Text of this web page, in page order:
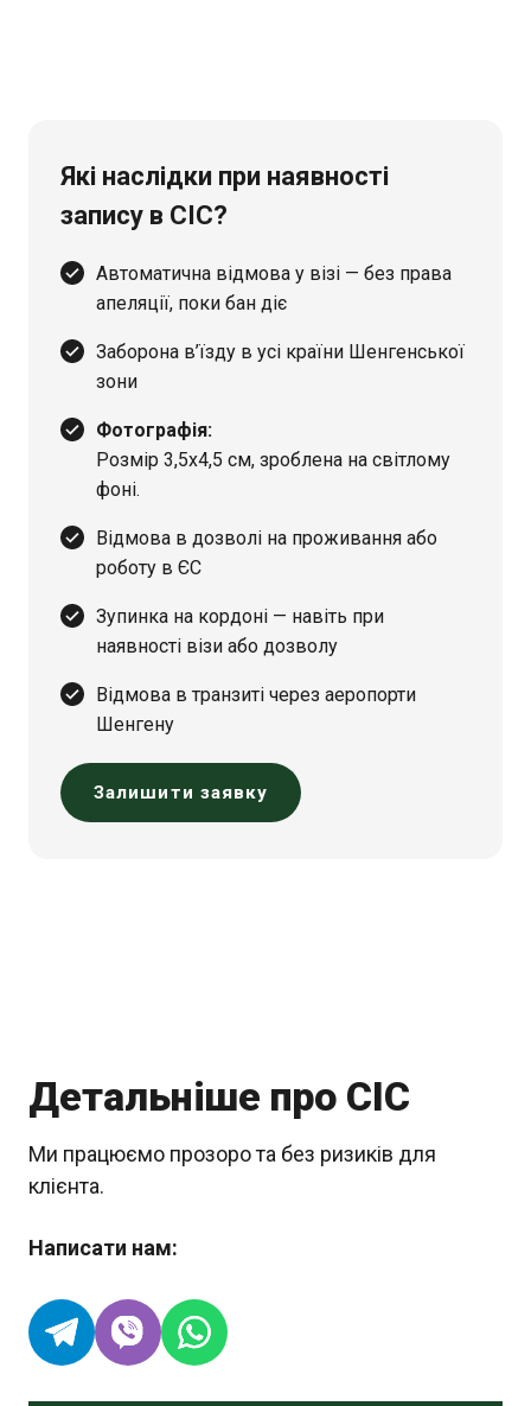
Які наслідки при наявності
запису в СІС?
Автоматична відмова у візі — без права
апеляції, поки бан діє
Заборона в’їзду в усі країни Шенгенської
зони
Фотографія:
Розмір 3,5х4,5 см, зроблена на світлому
фоні.
Відмова в дозволі на проживання або
роботу в ЄС
Зупинка на кордоні — навіть при
наявності візи або дозволу
Відмова в транзиті через аеропорти
Шенгену
Залишити заявку
Детальніше про СІС
Ми працюємо прозоро та без ризиків для
клієнта.
Написати нам: